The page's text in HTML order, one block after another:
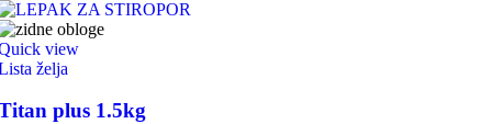
view
želja
plus 1.5kg